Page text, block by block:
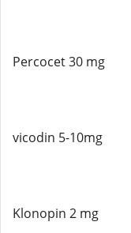
Percocet 30 mg
vicodin 5-10mg
Klonopin 2 mg